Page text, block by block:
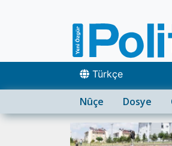
Türkçe
Nûçe Dosye